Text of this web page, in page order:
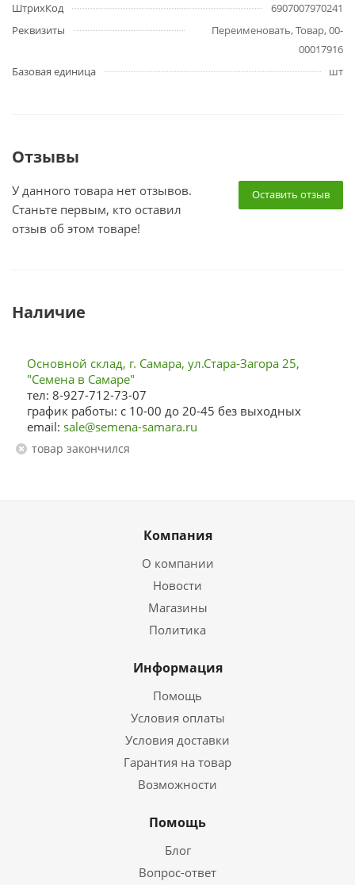
ШтрихКод
6907007970241
Реквизиты
Переименовать, Товар, 00-
00017916
Базовая единица
шт
Отзывы
Оставить отзыв
У данного товара нет отзывов.
Станьте первым, кто оставил
отзыв об этом товаре!
Наличие
Основной склад, г. Самара, ул.Стара-Загора 25,
"Семена в Самаре"
тел: 8-927-712-73-07
график работы: с 10-00 до 20-45 без выходных
email: sale@semena-samara.ru
Товар закончился
Компания
О компании
Новости
Магазины
Политика
Информация
Помощь
Условия оплаты
Условия доставки
Гарантия на товар
Возможности
Помощь
Блог
Вопрос-ответ